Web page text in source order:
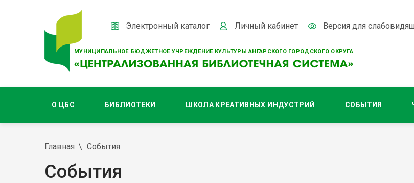
МУНИЦИПАЛЬНОЕ БЮДЖЕТНОЕ УЧРЕЖДЕНИЕ КУЛЬТУРЫ АНГАРСКОГО ГОРОДСКОГО ОКРУГА
Электронный каталог Личный кабинет Версия для
О ЦБС БИБЛИОТЕКИ ШКОЛА КРЕАТИВНЫХ ИНДУСТРИЙ СОБЫТИЯ
Главная События
События